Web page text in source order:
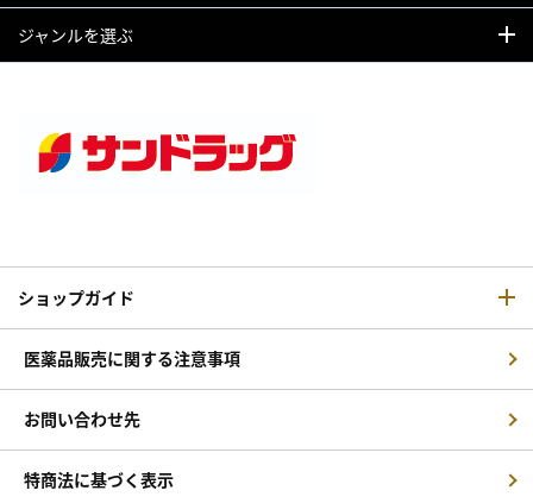
ジャンルを選ぶ
ショップガイド
医薬品販売に関する注意事項
お問い合わせ先
特商法に基づく表示